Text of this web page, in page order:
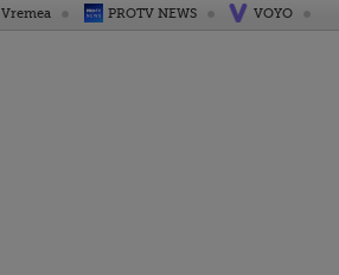
Vremea PROTV NEWS VOYO